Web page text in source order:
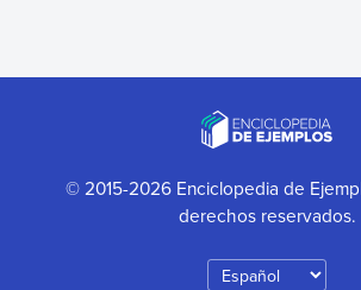
© 2015-2026 Enciclopedia de
derechos reservados.